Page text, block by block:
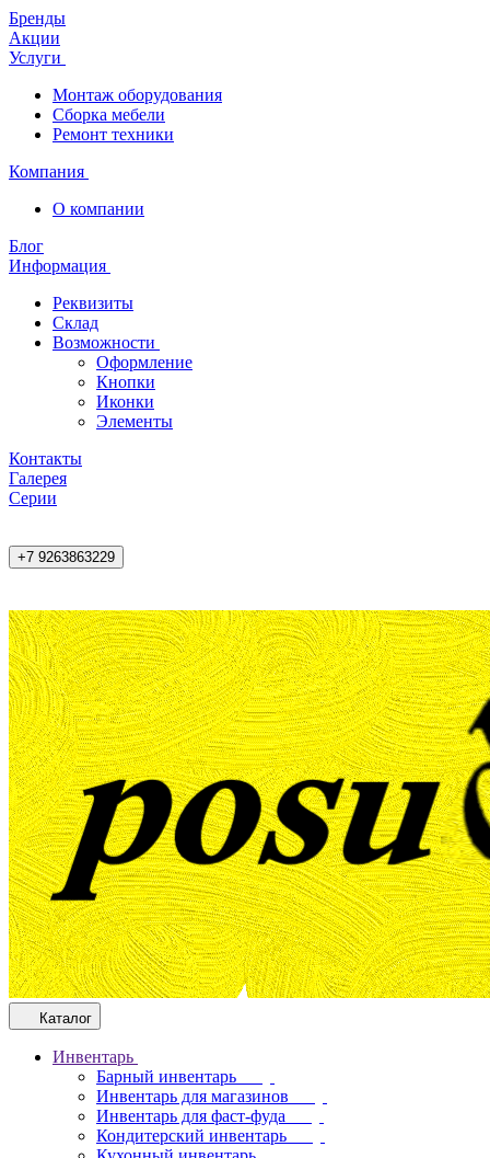
Бренды
Акции
Услуги
Монтаж оборудования
Сборка мебели
Ремонт техники
Компания
О компании
Блог
Информация
Реквизиты
Склад
Возможности
Оформление
Кнопки
Иконки
Элементы
Контакты
Галерея
Cерии
+7 9263863229
Каталог
Инвентарь
Барный инвентарь
Инвентарь для магазинов
Инвентарь для фаст-фуда
Кондитерский инвентарь